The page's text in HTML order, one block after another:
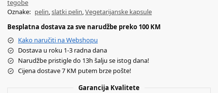
tegobe
Oznake: pelin,slatki pelin,Vegetarijanske kapsule
Besplatna dostava za sve narudžbe preko 100 KM
Kako naručiti na Webshopu
Dostava u roku 1-3 radna dana
Narudžbe pristigle do 13h šalju se istog dana!
Cijena dostave 7 KM putem brze pošte!
Garancija Kvalitete